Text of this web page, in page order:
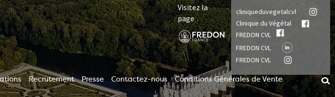
Visitez la
page
cliniqueduvegetalcvl
Clinique du Végétal
FREDON CVL
FREDON CVL
FREDON CVL
Recrutement Presse Contactez-nous Conditions Générales de Vente